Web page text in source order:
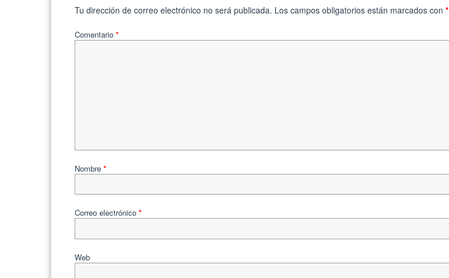
Tu dirección de correo electrónico no será publicada. Los campos obligatorios están marcados con *
Comentario *
Nombre *
Correo electrónico *
Web